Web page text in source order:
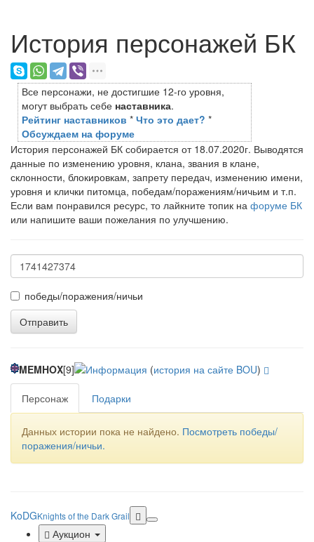
История персонажей БК
Все персонажи, не достигшие 12-го уровня,
могут выбрать себе наставника.
Рейтинг наставников * Что это дает? *
Обсуждаем на форуме
История персонажей БК собирается от 18.07.2020г. Выводятся
данные по изменению уровня, клана, звания в клане,
склонности, блокировкам, запрету передач, изменению имени,
уровня и клички питомца, победам/поражениям/ничьим и т.п.
Если вам понравился ресурс, то лайкните топик на форуме БК
или напишите ваши пожелания по улучшению.
победы/поражения/ничьи
Отправить
MEMHOX[9] (история на сайте BOU)
Персонаж Подарки
Данных истории пока не найдено. Посмотреть победы/
поражения/ничьи.
KoDGKnights of the Dark Grail
Аукцион